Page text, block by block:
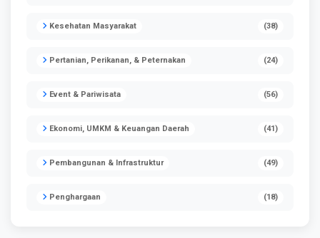
Kesehatan Masyarakat (38)
Pertanian, Perikanan, & Peternakan (24)
Event & Pariwisata (56)
Ekonomi, UMKM & Keuangan Daerah (41)
Pembangunan & Infrastruktur (49)
Penghargaan (18)